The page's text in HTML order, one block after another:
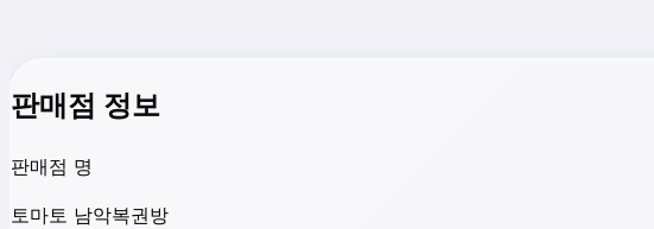
판매점 정보
판매점 명
토마토 남악복권방